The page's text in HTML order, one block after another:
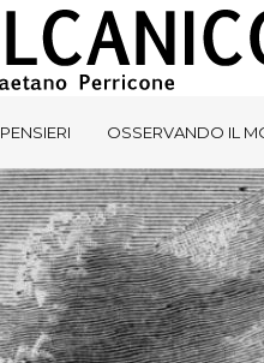
PENSIERI OSSERVANDO IL